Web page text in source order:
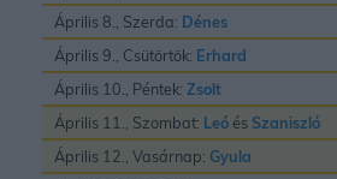
Április 8., Szerda: Dénes
Április 9., Csütörtök: Erhard
Április 10., Péntek: Zsolt
Április 11., Szombat: Leó és Szaniszló
Április 12., Vasárnap: Gyula